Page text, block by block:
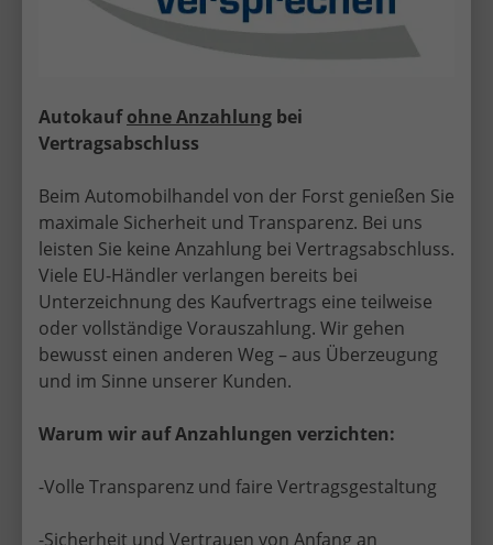
Sicher, seriös und persönlich – EU-
Neuwagen mit Top-Service in Bad
Kissingen
Neuwagenhandel bietet Automobilhandel von der
Autokaufohne Anzahlung bei
Vertragsabschluss
Beim Automobilhandel von der Forst genießen Sie
maximale Sicherheit und Transparenz. Bei uns
leisten Sie keine Anzahlung bei Vertragsabschluss.
Viele EU-Händler verlangen bereits bei
Unterzeichnung des Kaufvertrags eine teilweise
oder vollständige Vorauszahlung. Wir gehen
bewusst einen anderen Weg – aus Überzeugung
und im Sinne unserer Kunden.
Warum wir auf Anzahlungen verzichten:
-Volle Transparenz und faire Vertragsgestaltung
-Sicherheit und Vertrauen von Anfang an